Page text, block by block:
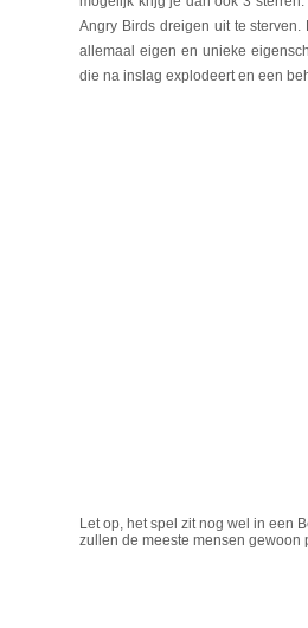
Angry Birds dreigen uit te
allemaal eigen en unieke
die na inslag explodeert en een
Let op, het spel zit nog wel in een
zullen de meeste mensen